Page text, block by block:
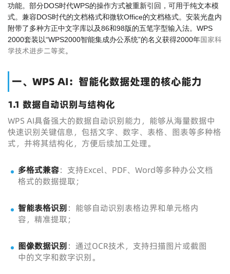
功能。部分DOS时代WPS的操作方式被重新引回，可用于纯文本模
式。兼容DOS时代的文档格式和微软Office的文档格式。安装光盘内
附带了多种方正中文字库以及86和98版的五笔字型输入法。WPS
2000套装以“WPS2000智能集成办公系统”的名义获得2000年国家科
学技术进步二等奖。
一、WPS AI：智能化数据处理的核心能力
1.1 数据自动识别与结构化
WPS AI具备强大的数据自动识别能力，能够从海量数据中
快速识别关键信息，包括文字、数字、表格、图表等多种格
式，并将其结构化，方便后续加工处理。
多格式兼容：支持Excel、PDF、Word等多种办公文档
格式的数据提取；
智能表格识别：能够自动识别表格边界和单元格内
容，精准提取；
图像数据识别：通过OCR技术，支持扫描图片或截图
中的文字和数字识别。